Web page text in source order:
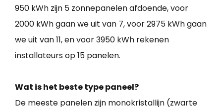
950 kWh zijn 5 zonnepanelen afdoende, voor
2000 kWh gaan we uit van 7, voor 2975 kWh gaan
we uit van 11, en voor 3950 kWh rekenen
installateurs op 15 panelen.
Wat is het beste type paneel?
De meeste panelen zijn monokristallijn (zwarte